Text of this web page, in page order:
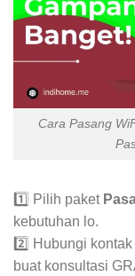
Cara Pasang
1️⃣ Pilih paket
kebutuhan lo.
2️⃣ Hubungi
buat konsultasi